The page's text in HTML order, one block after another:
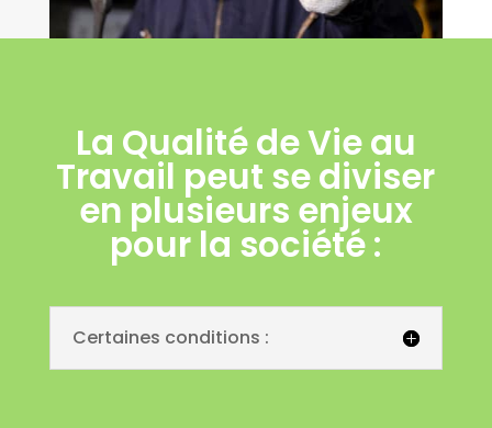
La Qualité de Vie au
Travail peut se diviser
en plusieurs enjeux
pour la société :
Certaines conditions :